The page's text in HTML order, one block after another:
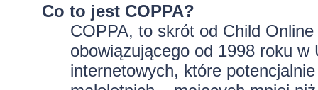
Co to jest COPPA?
COPPA, to skrót od Child
obowiązującego od 1998 roku w
internetowych, które